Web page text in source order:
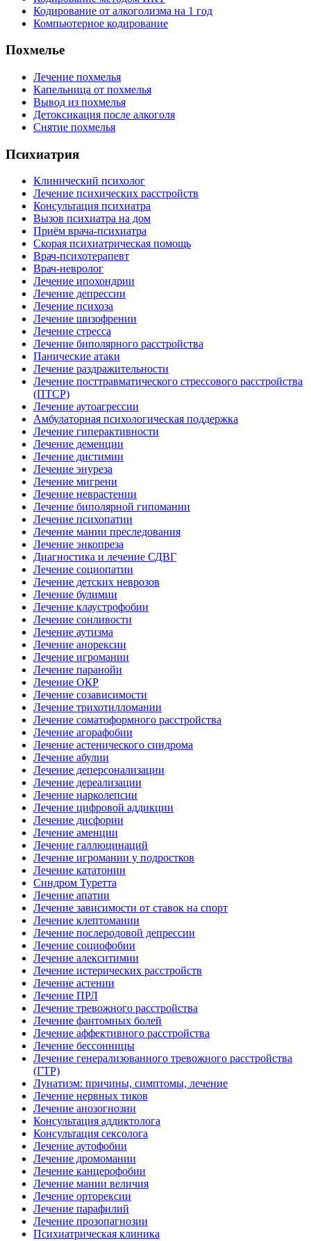
Кодирование от алкоголизма на 1 год
Компьютерное кодирование
Похмелье
Лечение похмелья
Капельница от похмелья
Вывод из похмелья
Детоксикация после алкоголя
Снятие похмелья
Психиатрия
Клинический психолог
Лечение психических расстройств
Консультация психиатра
Вызов психиатра на дом
Приём врача-психиатра
Скорая психиатрическая помощь
Врач-психотерапевт
Врач-невролог
Лечение ипохондрии
Лечение депрессии
Лечение психоза
Лечение шизофрении
Лечение стресса
Лечение биполярного расстройства
Панические атаки
Лечение раздражительности
Лечение посттравматического стрессового расстройства
(ПТСР)
Лечение аутоагрессии
Амбулаторная психологическая поддержка
Лечение гиперактивности
Лечение деменции
Лечение дистимии
Лечение энуреза
Лечение мигрени
Лечение неврастении
Лечение биполярной гипомании
Лечение психопатии
Лечение мании преследования
Лечение энкопреза
Диагностика и лечение СДВГ
Лечение социопатии
Лечение детских неврозов
Лечение булимии
Лечение клаустрофобии
Лечение сонливости
Лечение аутизма
Лечение анорексии
Лечение игромании
Лечение паранойи
Лечение ОКР
Лечение созависимости
Лечение трихотилломании
Лечение соматоформного расстройства
Лечение агорафобии
Лечение астенического синдрома
Лечение абулии
Лечение деперсонализации
Лечение дереализации
Лечение нарколепсии
Лечение цифровой аддикции
Лечение дисфории
Лечение аменции
Лечение галлюцинаций
Лечение игромании у подростков
Лечение кататонии
Синдром Туретта
Лечение апатии
Лечение зависимости от ставок на спорт
Лечение клептомании
Лечение послеродовой депрессии
Лечение социофобии
Лечение алекситимии
Лечение истерических расстройств
Лечение астении
Лечение ПРЛ
Лечение тревожного расстройства
Лечение фантомных болей
Лечение аффективного расстройства
Лечение бессонницы
Лечение генерализованного тревожного расстройства
(ГТР)
Лунатизм: причины, симптомы, лечение
Лечение нервных тиков
Лечение анозогнозии
Консультация аддиктолога
Консультация сексолога
Лечение аутофобии
Лечение дромомании
Лечение канцерофобии
Лечение мании величия
Лечение орторексии
Лечение парафилий
Лечение прозопагнозии
Психиатрическая клиника